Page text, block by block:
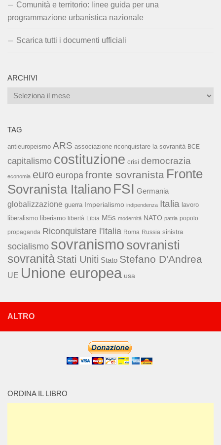
Comunità e territorio: linee guida per una
programmazione urbanistica nazionale
Scarica tutti i documenti ufficiali
ARCHIVI
Archivi
TAG
antieuropeismo ARS associazione riconquistare la sovranità BCE
capitalismo costituzione crisi democrazia
economia euro europa fronte sovranista Fronte
Sovranista Italiano FSI Germania
globalizzazione guerra Imperialismo indipendenza Italia lavoro
liberalismo liberismo libertà Libia M5s modernità NATO patria popolo
propaganda Riconquistare l'Italia Roma Russia sinistra
socialismo sovranismo sovranisti
sovranità Stati Uniti Stato Stefano D'Andrea
UE Unione europea usa
ALTRO
ORDINA IL LIBRO